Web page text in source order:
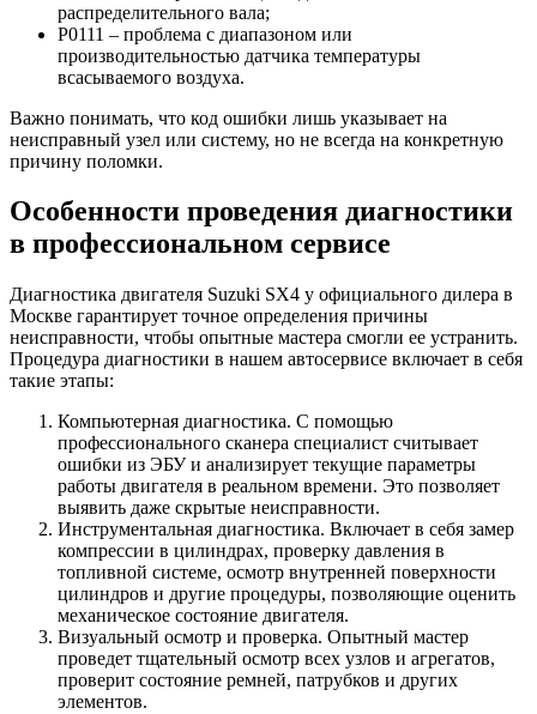
распределительного вала;
P0111 – проблема с диапазоном или
производительностью датчика температуры
всасываемого воздуха.
Важно понимать, что код ошибки лишь указывает на
неисправный узел или систему, но не всегда на конкретную
причину поломки.
Особенности проведения диагностики
в профессиональном сервисе
Диагностика двигателя Suzuki SX4 у официального дилера в
Москве гарантирует точное определения причины
неисправности, чтобы опытные мастера смогли ее устранить.
Процедура диагностики в нашем автосервисе включает в себя
такие этапы:
Компьютерная диагностика. С помощью
профессионального сканера специалист считывает
ошибки из ЭБУ и анализирует текущие параметры
работы двигателя в реальном времени. Это позволяет
выявить даже скрытые неисправности.
Инструментальная диагностика. Включает в себя замер
компрессии в цилиндрах, проверку давления в
топливной системе, осмотр внутренней поверхности
цилиндров и другие процедуры, позволяющие оценить
механическое состояние двигателя.
Визуальный осмотр и проверка. Опытный мастер
проведет тщательный осмотр всех узлов и агрегатов,
проверит состояние ремней, патрубков и других
элементов.